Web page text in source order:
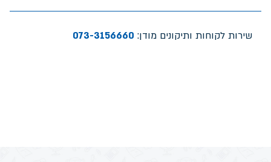
שירות לקוחות ותיקונים מודן: 073-3156660